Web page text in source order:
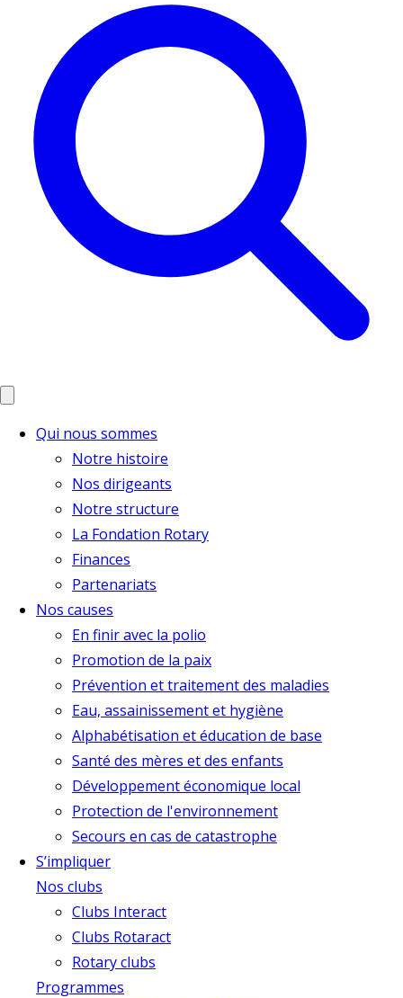
Qui nous sommes
Notre histoire
Nos dirigeants
Notre structure
La Fondation Rotary
Finances
Partenariats
Nos causes
En finir avec la polio
Promotion de la paix
Prévention et traitement des maladies
Eau, assainissement et hygiène
Alphabétisation et éducation de base
Santé des mères et des enfants
Développement économique local
Protection de l'environnement
Secours en cas de catastrophe
S’impliquer
Nos clubs
Clubs Interact
Clubs Rotaract
Rotary clubs
Programmes